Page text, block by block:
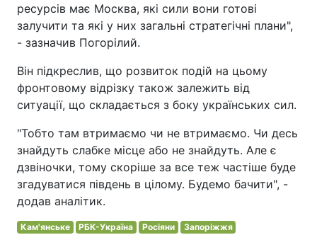
ресурсів має Москва, які сили вони готові
залучити та які у них загальні стратегічні плани",
- зазначив Погорілий.
Він підкреслив, що розвиток подій на цьому
фронтовому відрізку також залежить від
ситуації, що складається з боку українських сил.
"Тобто там втримаємо чи не втримаємо. Чи десь
знайдуть слабке місце або не знайдуть. Але є
дзвіночки, тому скоріше за все теж частіше буде
згадуватися південь в цілому. Будемо бачити", -
додав аналітик.
Кам'янське РБК-Україна Росіяни
Запоріжжя